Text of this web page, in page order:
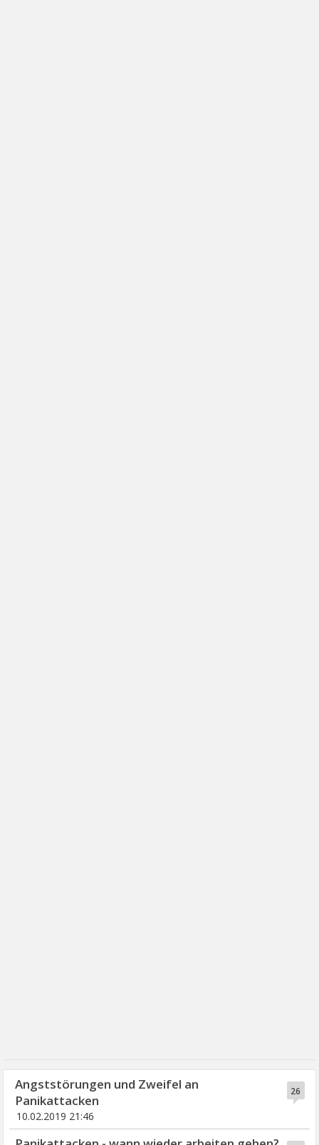
26
Angststörungen und Zweifel an
Panikattacken
10.02.2019 21:46